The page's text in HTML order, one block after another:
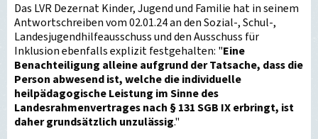
Das LVR Dezernat Kinder, Jugend und Familie hat in seinem
Antwortschreiben vom 02.01.24 an den Sozial-, Schul-,
Landesjugendhilfeausschuss und den Ausschuss für
Inklusion ebenfalls explizit festgehalten: "Eine
Benachteiligung alleine aufgrund der Tatsache, dass die
Person abwesend ist, welche die individuelle
heilpädagogische Leistung im Sinne des
Landesrahmenvertrages nach § 131 SGB IX erbringt, ist
daher grundsätzlich unzulässig."